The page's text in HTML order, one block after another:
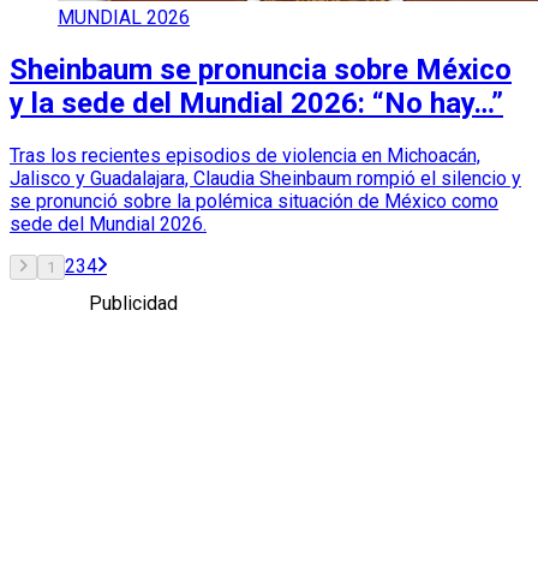
MUNDIAL 2026
Sheinbaum se pronuncia sobre México
y la sede del Mundial 2026: “No hay…”
Tras los recientes episodios de violencia en Michoacán,
Jalisco y Guadalajara, Claudia Sheinbaum rompió el silencio y
se pronunció sobre la polémica situación de México como
sede del Mundial 2026.
1 234
Publicidad